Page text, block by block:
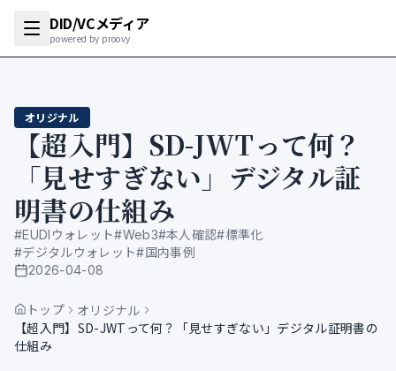
DID/VCメディア
powered by proovy
オリジナル
【超入門】SD-JWTって何？
「見せすぎない」デジタル証
明書の仕組み
#EUDIウォレット#Web3#本人確認#標準化
#デジタルウォレット#国内事例
公開日
2026-04-08
トップ
オリジナル
【超入門】SD-JWTって何？「見せすぎない」デジタル証明書の
仕組み